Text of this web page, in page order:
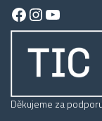
Facebook
Instagram
YouTube
Děkujeme za